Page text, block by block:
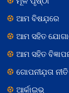
ଆମ ବିଷଯ଼ରେ
ଆମ ସହିତ
ଆମ ସହିତ
ଗୋପନୀଯ଼ତା ନୀତି
ଆର୍କାଇଭ୍